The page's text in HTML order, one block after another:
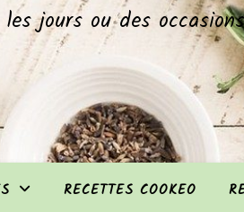
jours ou des
RECETTES COOKEO